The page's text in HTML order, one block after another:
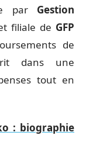
par Gestion
filiale de GFP
de
dans une
tout en
: biographie